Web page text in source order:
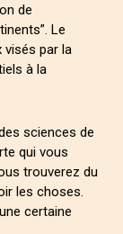
de
Le
visés par la
à la
sciences de
qui vous
trouverez du
les choses.
certaine